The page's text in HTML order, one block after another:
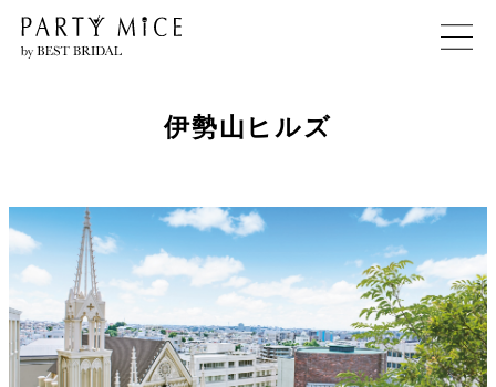
伊勢山ヒルズ